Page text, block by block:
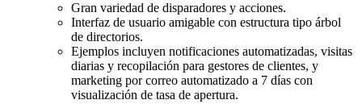
Gran variedad de disparadores y acciones.
Interfaz de usuario amigable con estructura tipo árbol
de directorios.
Ejemplos incluyen notificaciones automatizadas, visitas
diarias y recopilación para gestores de clientes, y
marketing por correo automatizado a 7 días con
visualización de tasa de apertura.